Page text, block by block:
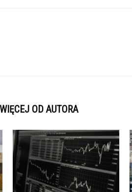
WIĘCEJ OD AUTORA